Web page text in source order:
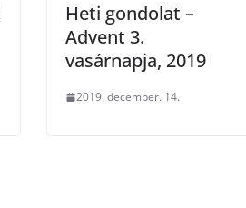
Heti gondolat –
Advent 3.
vasárnapja, 2019
2019. december. 14.